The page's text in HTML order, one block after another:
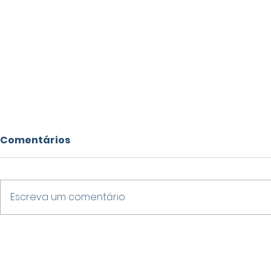
Comentários
Escreva um comentário